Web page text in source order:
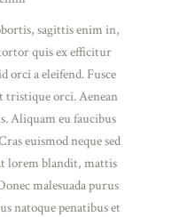
sagittis enim in,
quis ex efficitur
orci a eleifend. Fusce
tristique orci. Aenean
Aliquam eu faucibus
euismod neque sed
lorem blandit, mattis
malesuada purus
natoque penatibus et